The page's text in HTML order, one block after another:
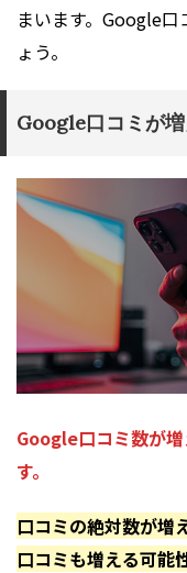
まいます。Google
ょう。
Google口コミが増
Google口コミ数が
す。
口コミの絶対数が増
口コミも増える可能